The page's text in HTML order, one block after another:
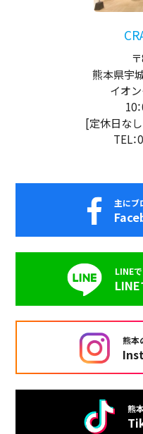
熊本県宇
イオ
10
[定休日なし
TEL
主にブ
LINE
熊本
熊